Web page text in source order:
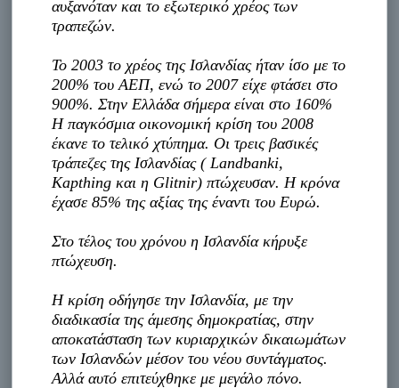
αυξανόταν και το εξωτερικό χρέος των
τραπεζών.
Το 2003 το χρέος της Ισλανδίας ήταν ίσο με το
200% του ΑΕΠ, ενώ το 2007 είχε φτάσει στο
900%. Στην Ελλάδα σήμερα είναι στο 160%
Η παγκόσμια οικονομική κρίση του 2008
έκανε το τελικό χτύπημα. Οι τρεις βασικές
τράπεζες της Ισλανδίας ( Landbanki,
Kapthing και η Glitnir) πτώχευσαν. Η κρόνα
έχασε 85% της αξίας της έναντι του Ευρώ.
Στο τέλος του χρόνου η Ισλανδία κήρυξε
πτώχευση.
Η κρίση οδήγησε την Ισλανδία, με την
διαδικασία της άμεσης δημοκρατίας, στην
αποκατάσταση των κυριαρχικών δικαιωμάτων
των Ισλανδών μέσον του νέου συντάγματος.
Αλλά αυτό επιτεύχθηκε με μεγάλο πόνο.